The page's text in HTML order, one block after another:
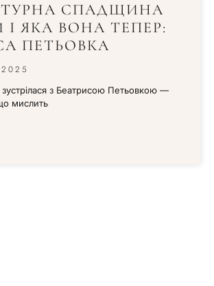
СПАДЩИНА
І ЯКА ВОНА ТЕПЕР:
ПЕТЬОВКА
з Беатрисою Петьовкою —
мислить